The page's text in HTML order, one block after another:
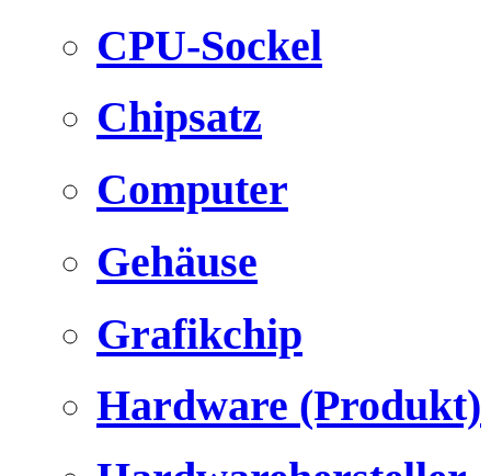
CPU-Sockel
Chipsatz
Computer
Gehäuse
Grafikchip
Hardware (Produkt)